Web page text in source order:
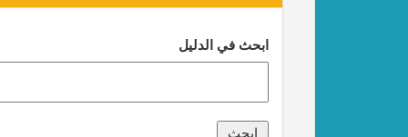
ابحث في الدليل